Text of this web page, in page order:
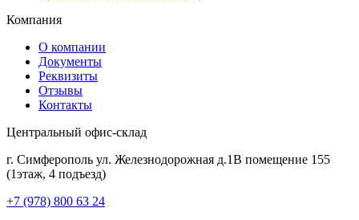
Компания
О компании
Документы
Реквизиты
Отзывы
Контакты
Центральный офис-склад
г. Симферополь ул. Железнодорожная д.1В помещение 155
(1этаж, 4 подъезд)
+7 (978) 800 63 24